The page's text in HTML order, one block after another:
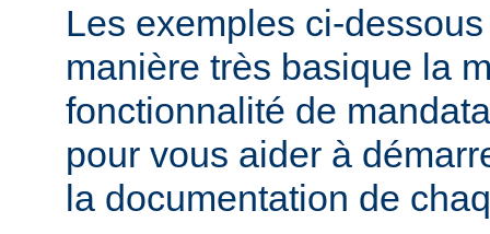
Les exemples ci-
manière très basique la
fonctionnalité de
pour vous aider à
la documentation de